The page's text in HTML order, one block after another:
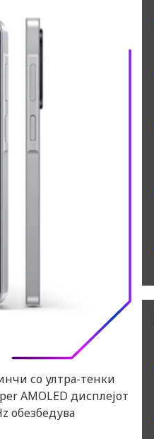
со ултра-тенки
AMOLED дисплејот
обезбедува